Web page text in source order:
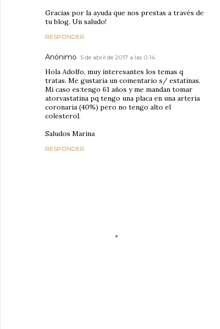
Gracias por la ayuda que nos prestas a través de
tu blog. Un saludo!
RESPONDER
Anónimo 5 de abril de 2017 a las 0:14
Hola Adolfo, muy interesantes los temas q
tratas. Me gustaria un comentario s/ estatinas.
Mi caso es:tengo 61 años y me mandan tomar
atorvastatina pq tengo una placa en una arteria
coronaria (40%) pero no tengo alto el
colesterol.
Saludos Marina
RESPONDER